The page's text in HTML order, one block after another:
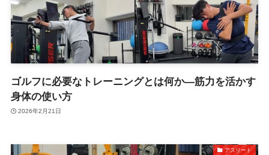
ゴルフに必要なトレーニングとは何か―筋力を活かす
身体の使い方
2026年2月21日
アスリート